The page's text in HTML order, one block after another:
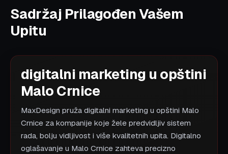
Sadržaj Prilagođen Vašem
Upitu
digitalni marketing u opštini
Malo Crnice
MaxDesign pruža digitalni marketing u opštini Malo
Crnice za kompanije koje žele predvidljiv sistem
rada, bolju vidljivost i više kvalitetnih upita. Digitalno
oglašavanje u Malo Crnice zahteva precizno